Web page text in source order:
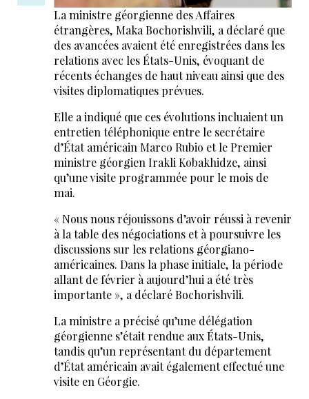
La ministre géorgienne des Affaires
étrangères, Maka Bochorishvili, a déclaré que
des avancées avaient été enregistrées dans les
relations avec les États-Unis, évoquant de
récents échanges de haut niveau ainsi que des
visites diplomatiques prévues.
Elle a indiqué que ces évolutions incluaient un
entretien téléphonique entre le secrétaire
d’État américain Marco Rubio et le Premier
ministre géorgien Irakli Kobakhidze, ainsi
qu’une visite programmée pour le mois de
mai.
« Nous nous réjouissons d’avoir réussi à revenir
à la table des négociations et à poursuivre les
discussions sur les relations géorgiano-
américaines. Dans la phase initiale, la période
allant de février à aujourd’hui a été très
importante », a déclaré Bochorishvili.
La ministre a précisé qu’une délégation
géorgienne s’était rendue aux États-Unis,
tandis qu’un représentant du département
d’État américain avait également effectué une
visite en Géorgie.